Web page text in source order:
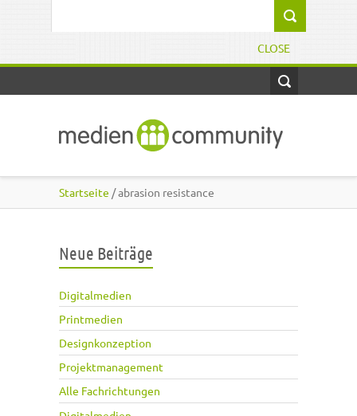
CLOSE
Startseite / abrasion resistance
Neue Beiträge
Digitalmedien
Printmedien
Designkonzeption
Projektmanagement
Alle Fachrichtungen